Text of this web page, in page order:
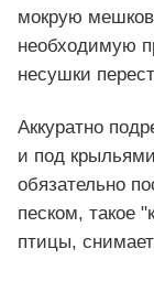
мокрую
необходимую
несушки
Аккуратно
и под
обязательно
песком, такое
птицы,